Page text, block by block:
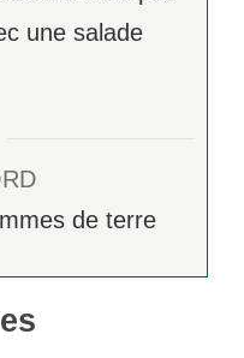
une salade
de terre